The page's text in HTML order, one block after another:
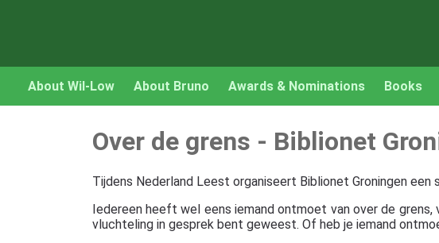
About Wil-Low About Bruno Awards & Nominations Books
Over de grens - Biblionet
Tijdens Nederland Leest organiseert Biblionet Groningen een
Iedereen heeft wel eens iemand ontmoet van over de
vluchteling in gesprek bent geweest. Of heb je iemand